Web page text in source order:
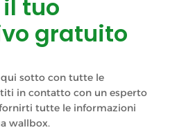
tuo
gratuito
sotto con tutte le
in contatto con un esperto
tutte le informazioni
wallbox.